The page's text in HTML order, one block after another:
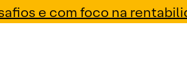
e com foco na